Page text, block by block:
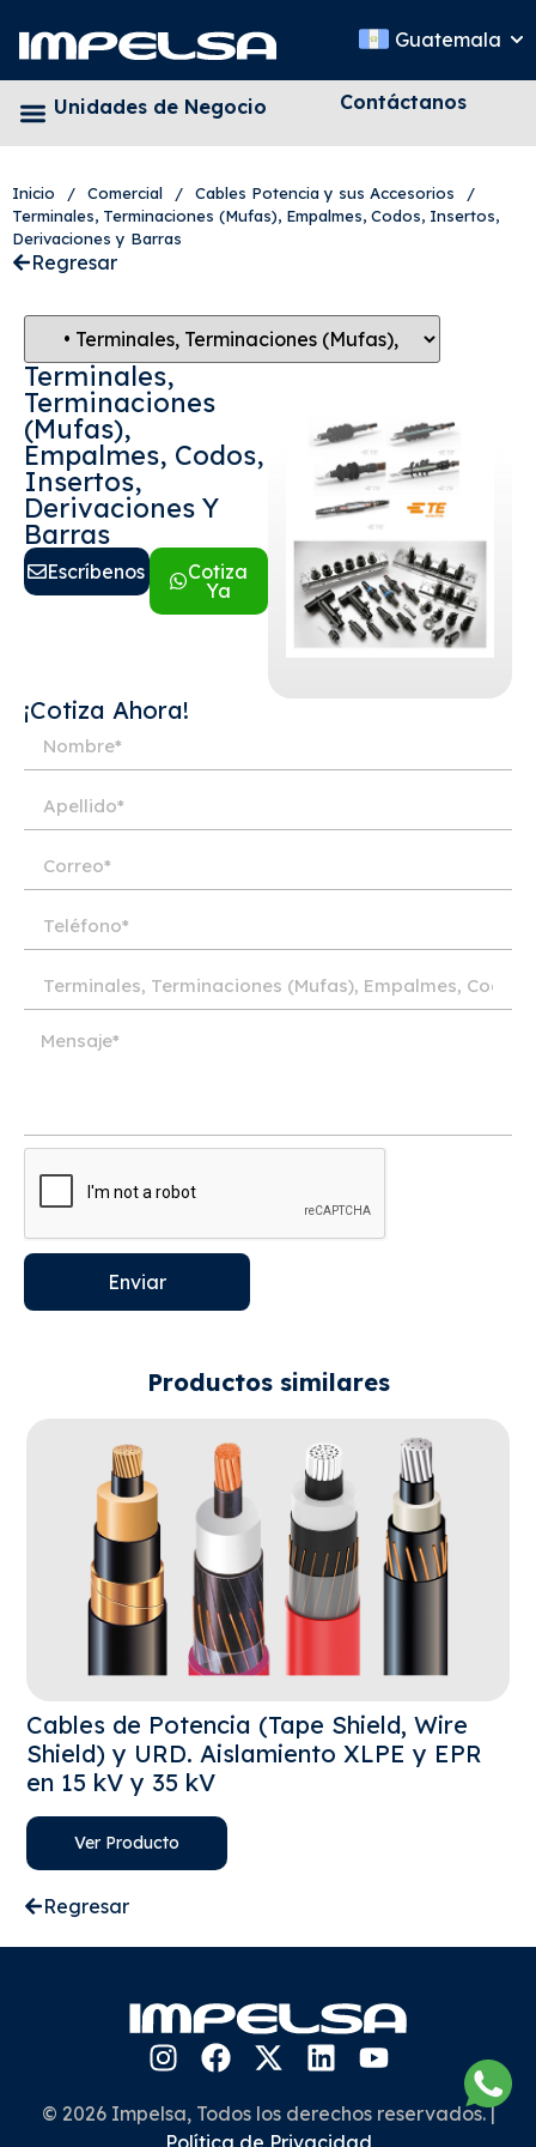
Guatemala
Unidades de Negocio Contáctanos
Inicio / Comercial / Cables Potencia y sus Accesorios
/
Terminales, Terminaciones (Mufas), Empalmes, Codos, Insertos,
Derivaciones y Barras
Regresar
Terminales,
Terminaciones
(Mufas),
Empalmes, Codos,
Insertos,
Derivaciones Y
Barras
Escríbenos
Cotiza
Ya
¡Cotiza Ahora!
Enviar
Productos similares
Cables de Potencia (Tape Shield, Wire
Shield) y URD. Aislamiento XLPE y EPR
en 15 kV y 35 kV
Ver Producto
Regresar
© 2026 Impelsa, Todos los derechos reservados. |
Política de Privacidad